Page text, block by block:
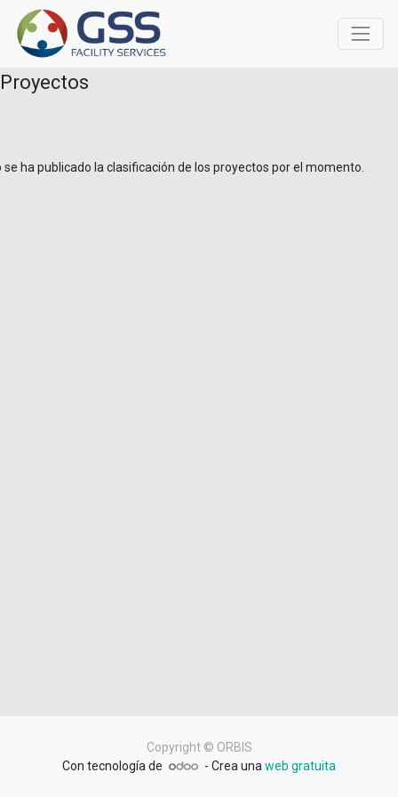
Proyectos
se ha publicado la clasificación de los proyectos por el momento.
Copyright © ORBIS
Con tecnología de
- Crea una web gratuita